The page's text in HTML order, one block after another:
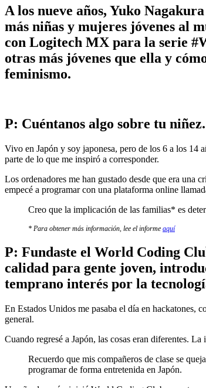
A los nueve años, Yuko
más niñas y mujeres jóvenes al
con Logitech MX para la serie
otras más jóvenes que ella y
feminismo.
P: Cuéntanos algo sobre tu
​Vivo en Japón y soy japonesa, pero de los 6 a los 14
parte de lo que me inspiró a corresponder.
Los ordenadores me han gustado desde que era una
empecé a programar con una plataforma online
Creo que la implicación de las familias* es
* Para obtener más información, lee el informe aquí
P: Fundaste el World Coding
calidad para gente joven,
temprano interés por la
En Estados Unidos me pasaba el día en hackatones,
general.
Cuando regresé a Japón, las cosas eran diferentes.
Recuerdo que mis compañeros de clase se
programar de forma entretenida en Japón.